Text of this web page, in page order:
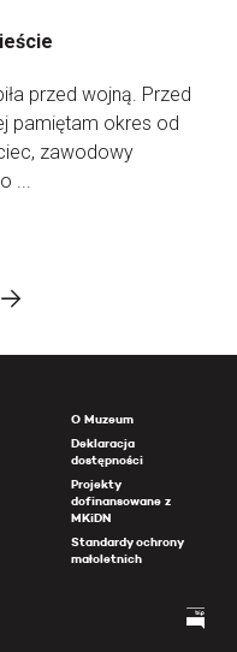
przed wojną. Przed
pamiętam okres od
zawodowy
...
O Muzeum
Deklaracja
dostępności
Projekty
dofinansowane z
MKiDN
Standardy ochrony
małoletnich